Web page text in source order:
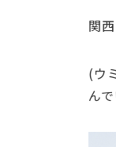
関
(ウ
ん